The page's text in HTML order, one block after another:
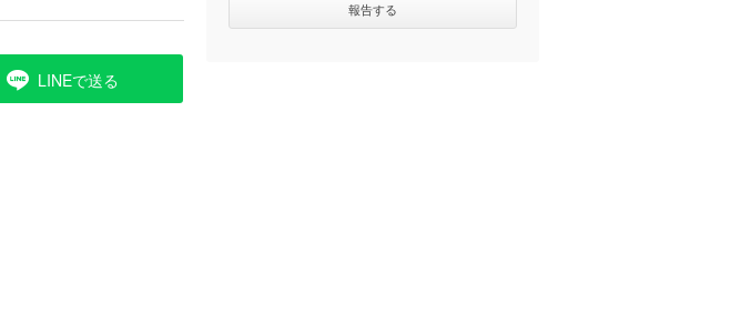
LINEで送る